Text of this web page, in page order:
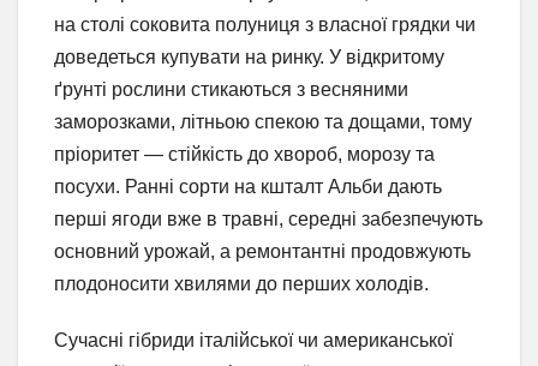
на столі соковита полуниця з власної грядки чи
доведеться купувати на ринку. У відкритому
ґрунті рослини стикаються з весняними
заморозками, літньою спекою та дощами, тому
пріоритет — стійкість до хвороб, морозу та
посухи. Ранні сорти на кшталт Альби дають
перші ягоди вже в травні, середні забезпечують
основний урожай, а ремонтантні продовжують
плодоносити хвилями до перших холодів.
Сучасні гібриди італійської чи американської